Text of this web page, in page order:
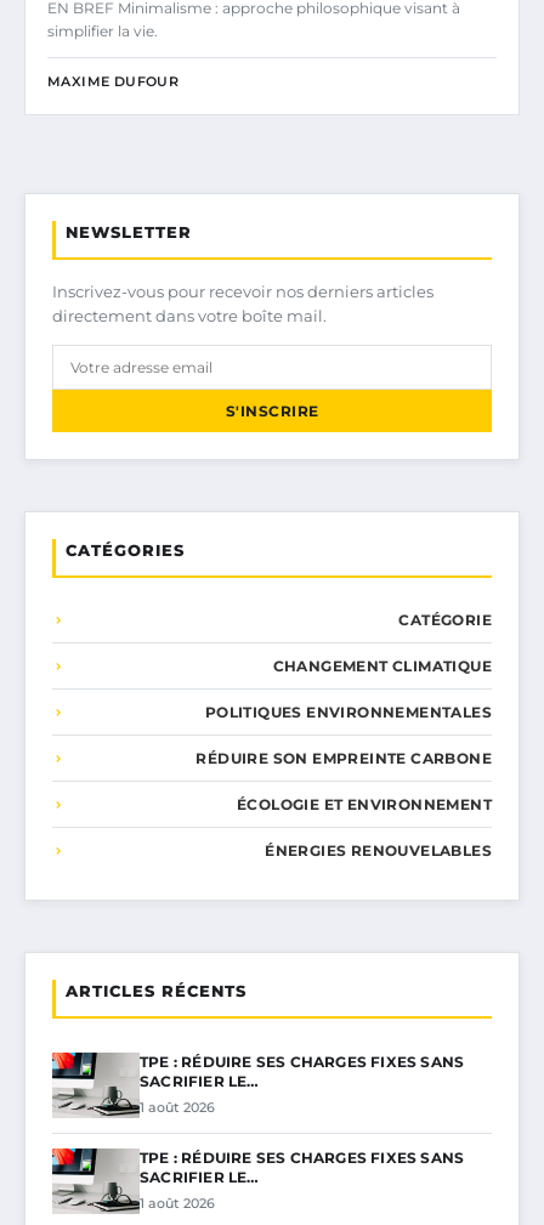
EN BREF Minimalisme : approche philosophique visant à
simplifier la vie.
MAXIME DUFOUR
NEWSLETTER
Inscrivez-vous pour recevoir nos derniers articles
directement dans votre boîte mail.
S'INSCRIRE
CATÉGORIES
CATÉGORIE
CHANGEMENT CLIMATIQUE
POLITIQUES ENVIRONNEMENTALES
RÉDUIRE SON EMPREINTE CARBONE
ÉCOLOGIE ET ENVIRONNEMENT
ÉNERGIES RENOUVELABLES
ARTICLES RÉCENTS
TPE : RÉDUIRE SES CHARGES FIXES SANS
SACRIFIER LE…
1 août 2026
TPE : RÉDUIRE SES CHARGES FIXES SANS
SACRIFIER LE…
1 août 2026